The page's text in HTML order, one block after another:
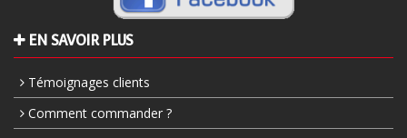
EN SAVOIR PLUS
Témoignages clients
Comment commander ?